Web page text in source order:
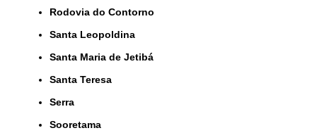
Rodovia do Contorno
Santa Leopoldina
Santa Maria de Jetibá
Santa Teresa
Serra
Sooretama